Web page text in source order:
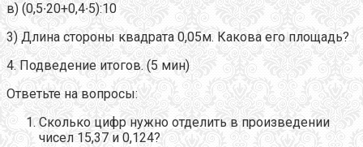
в) (0,5∙20+0,4∙5):10
3) Длина стороны квадрата 0,05м. Какова его площадь?
4. Подведение итогов. (5 мин)
Ответьте на вопросы:
Сколько цифр нужно отделить в произведении
чисел 15,37 и 0,124?